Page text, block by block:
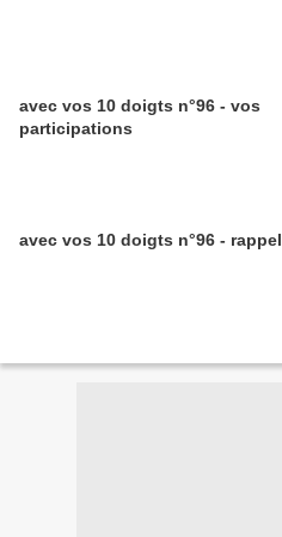
avec vos 10 doigts n°96 - vos
participations
avec vos 10 doigts n°96 - rappel